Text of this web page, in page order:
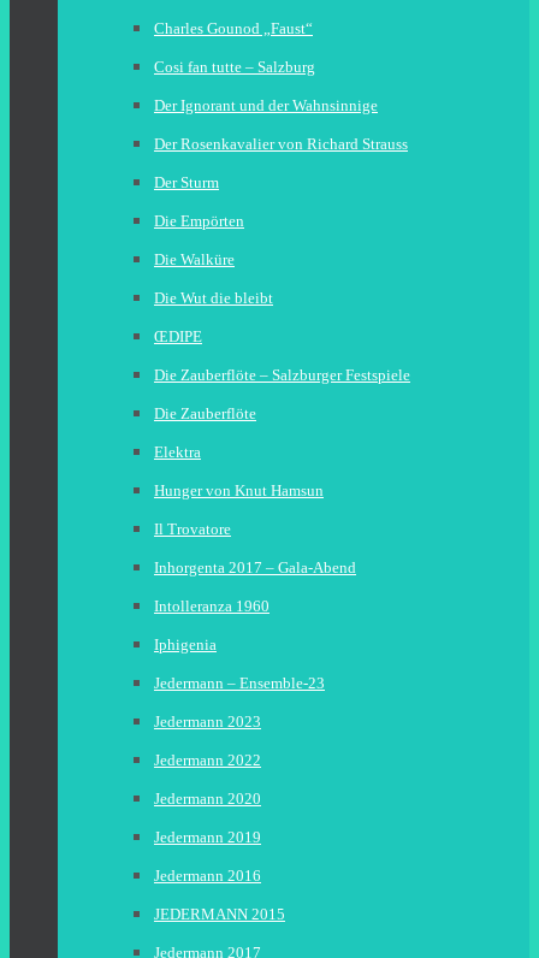
Charles Gounod „Faust“
Cosi fan tutte – Salzburg
Der Ignorant und der Wahnsinnige
Der Rosenkavalier von Richard Strauss
Der Sturm
Die Empörten
Die Walküre
Die Wut die bleibt
ŒDIPE
Die Zauberflöte – Salzburger Festspiele
Die Zauberflöte
Elektra
Hunger von Knut Hamsun
Il Trovatore
Inhorgenta 2017 – Gala-Abend
Intolleranza 1960
Iphigenia
Jedermann – Ensemble-23
Jedermann 2023
Jedermann 2022
Jedermann 2020
Jedermann 2019
Jedermann 2016
JEDERMANN 2015
Jedermann 2017